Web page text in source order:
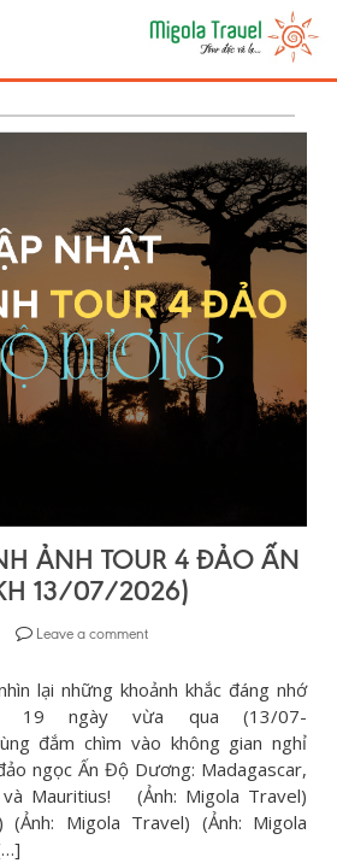
ẢNH TOUR 4 ĐẢO ẤN
13/07/2026)
Leave a comment
lại những khoảnh khắc đáng nhớ
19 ngày vừa qua (13/07-
đắm chìm vào không gian nghỉ
ngọc Ấn Độ Dương: Madagascar,
và Mauritius! (Ảnh: Migola Travel)
(Ảnh: Migola Travel) (Ảnh: Migola